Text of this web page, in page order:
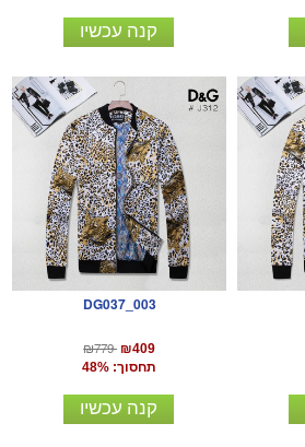
קנה עכשיו
DG037_003
₪779 ₪409
תחסוך: 48%
קנה עכשיו